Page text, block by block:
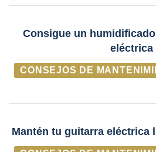
Consigue un
eléctrica
CONSEJOS DE
Mantén tu guitarra eléctrica